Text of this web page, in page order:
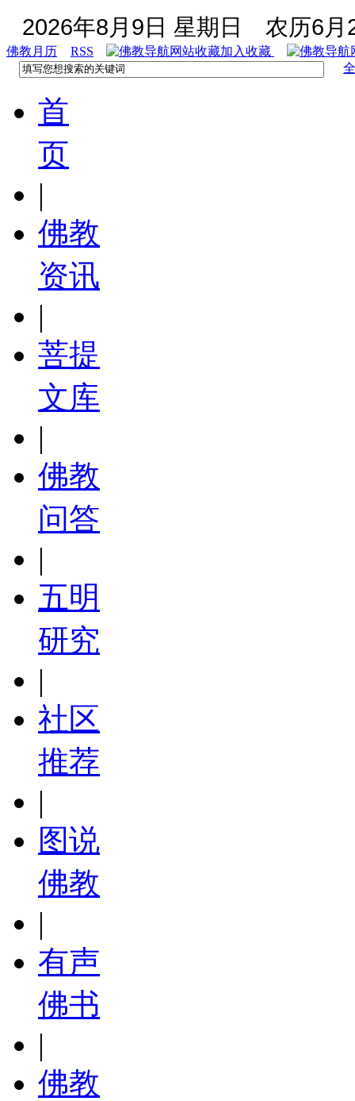
2026年8月9日 星期日 农历6月
佛教月历 RSS
加入收藏
首
页
|
佛教
资讯
|
菩提
文库
|
佛教
问答
|
五明
研究
|
社区
推荐
|
图说
佛教
|
有声
佛书
|
佛教